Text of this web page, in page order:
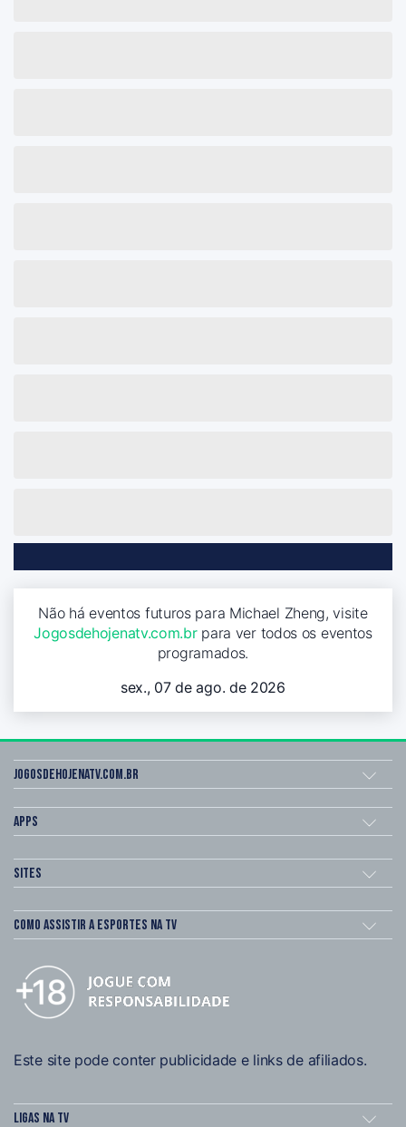
Não há eventos futuros para Michael Zheng, visite
Jogosdehojenatv.com.brpara ver todos os eventos
programados.
sex., 07 de ago. de 2026
Jogosdehojenatv.com.br
Apps
Sites
Como assistir a esportes na TV
Este site pode conter publicidade e links de afiliados.
Ligas na TV